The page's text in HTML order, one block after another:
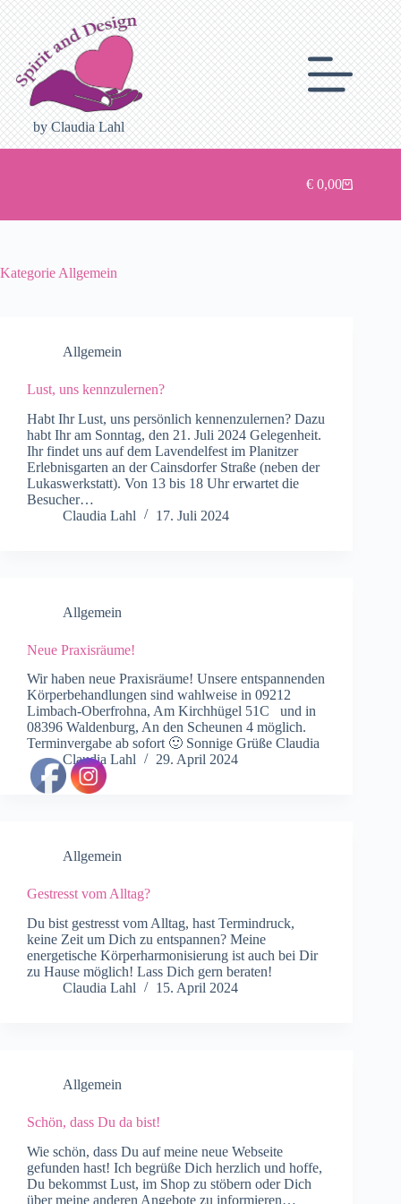
Zum
Inhalt
springen
by Claudia Lahl
Warenkorb
€ 0,00
Kategorie Allgemein
Allgemein
Lust, uns kennzulernen?
Habt Ihr Lust, uns persönlich kennenzulernen? Dazu
habt Ihr am Sonntag, den 21. Juli 2024 Gelegenheit.
Ihr findet uns auf dem Lavendelfest im Planitzer
Erlebnisgarten an der Cainsdorfer Straße (neben der
Lukaswerkstatt). Von 13 bis 18 Uhr erwartet die
Besucher…
Claudia Lahl
17. Juli 2024
Allgemein
Neue Praxisräume!
Wir haben neue Praxisräume! Unsere entspannenden
Körperbehandlungen sind wahlweise in 09212
Limbach-Oberfrohna, Am Kirchhügel 51C und in
08396 Waldenburg, An den Scheunen 4 möglich.
Terminvergabe ab sofort 🙂 Sonnige Grüße Claudia
Claudia Lahl
29. April 2024
Allgemein
Gestresst vom Alltag?
Du bist gestresst vom Alltag, hast Termindruck,
keine Zeit um Dich zu entspannen? Meine
energetische Körperharmonisierung ist auch bei Dir
zu Hause möglich! Lass Dich gern beraten!
Claudia Lahl
15. April 2024
Allgemein
Schön, dass Du da bist!
Wie schön, dass Du auf meine neue Webseite
gefunden hast! Ich begrüße Dich herzlich und hoffe,
Du bekommst Lust, im Shop zu stöbern oder Dich
über meine anderen Angebote zu informieren…